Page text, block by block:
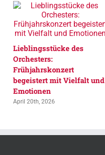
Lieblingsstücke des
Orchesters:
Frühjahrskonzert
begeistert mit Vielfalt und
Emotionen
April 20th, 2026